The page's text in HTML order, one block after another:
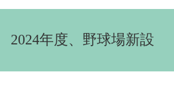
2024年度、野球場新設